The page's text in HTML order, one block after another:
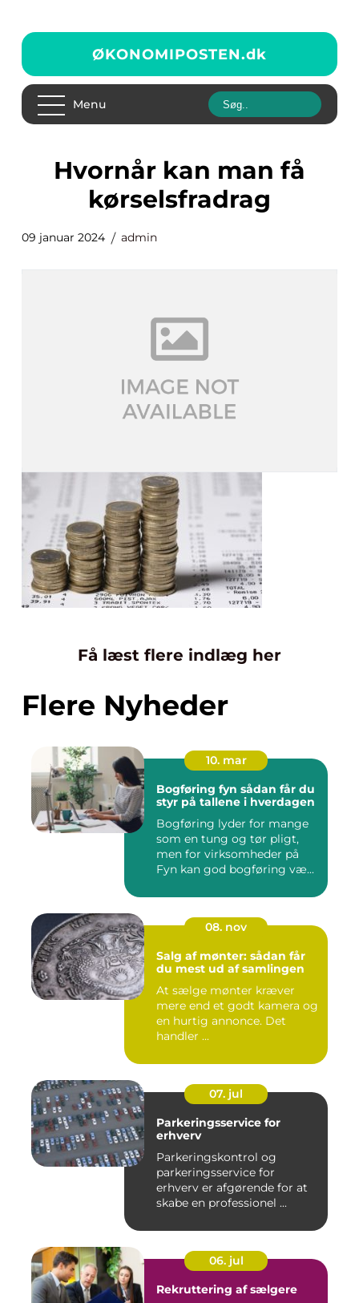
ØKONOMIPOSTEN.dk
Menu
hvornår kan man få
kørselsfradrag
09 januar 2024 admin
Få læst flere indlæg her
Flere Nyheder
10. mar
Bogføring fyn sådan får du
styr på tallene i hverdagen
Bogføring lyder for mange
som en tung og tør pligt,
men for virksomheder på
Fyn kan god bogføring væ...
08. nov
Salg af mønter: sådan får
du mest ud af samlingen
At sælge mønter kræver
mere end et godt kamera og
en hurtig annonce. Det
handler ...
07. jul
Parkeringsservice for
erhverv
Parkeringskontrol og
parkeringsservice for
erhverv er afgørende for at
skabe en professionel ...
06. jul
Rekruttering af sælgere